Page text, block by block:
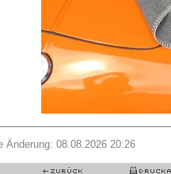
Änderung: 08.08.2026 20:26